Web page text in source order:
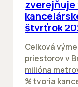
zverejňuje
štvrťrok
Celková
priestorov v
milióna
% tvoria